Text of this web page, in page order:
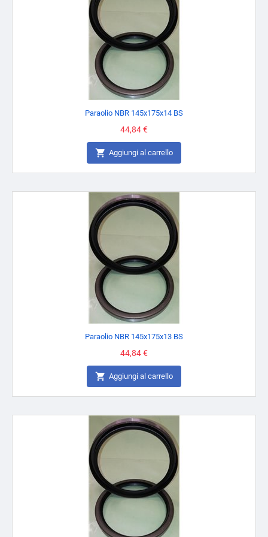
Paraolio NBR 145x175x14 BS
Prezzo
44,84 €
 Aggiungi al carrello
Paraolio NBR 145x175x13 BS
Prezzo
44,84 €
 Aggiungi al carrello